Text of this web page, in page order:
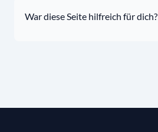
War diese Seite hilfreich für dich?